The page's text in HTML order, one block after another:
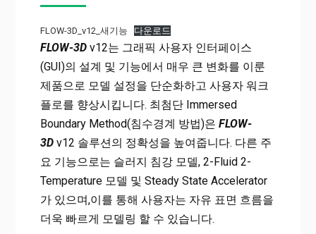
FLOW-3D_v12_새기능 다운로드
FLOW-3Dv12는 그래픽 사용자 인터페이스
(GUI)의 설계 및 기능에서 매우 큰 변화를 이룬
제품으로 모델 설정을 단순화하고 사용자 워크
플로를 향상시킵니다. 최첨단 Immersed
Boundary Method(침수경계 방법)은 FLOW-
3D v12 솔루션의 정확성을 높여줍니다. 다른 주
요 기능으로는 슬러지 침강 모델, 2-Fluid 2-
Temperature 모델 및 Steady State Accelerator
가 있으며,이를 통해 사용자는 자유 표면 흐름을
더욱 빠르게 모델링 할 수 있습니다.